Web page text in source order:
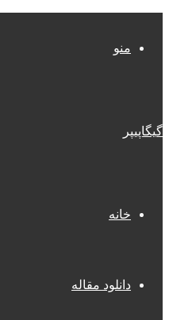
منو
گیگاپیپر
خانه
دانلود مقاله